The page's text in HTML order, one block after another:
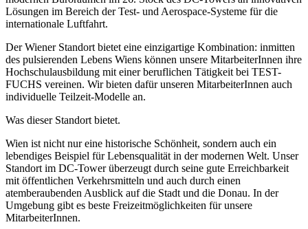
Lösungen im Bereich der Test- und Aerospace-Systeme für die
internationale Luftfahrt.
Der Wiener Standort bietet eine einzigartige Kombination: inmitten
des pulsierenden Lebens Wiens können unsere MitarbeiterInnen ihre
Hochschulausbildung mit einer beruflichen Tätigkeit bei TEST-
FUCHS vereinen. Wir bieten dafür unseren MitarbeiterInnen auch
individuelle Teilzeit-Modelle an.
Was dieser Standort bietet.
Wien ist nicht nur eine historische Schönheit, sondern auch ein
lebendiges Beispiel für Lebensqualität in der modernen Welt. Unser
Standort im DC-Tower überzeugt durch seine gute Erreichbarkeit
mit öffentlichen Verkehrsmitteln und auch durch einen
atemberaubenden Ausblick auf die Stadt und die Donau. In der
Umgebung gibt es beste Freizeitmöglichkeiten für unsere
MitarbeiterInnen.